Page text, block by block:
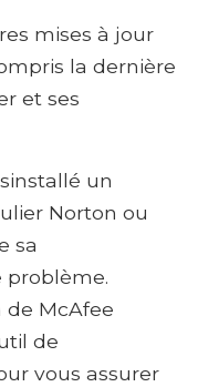
mises à jour
la dernière
et ses
un
Norton ou
sa
problème.
de McAfee
de
vous assurer